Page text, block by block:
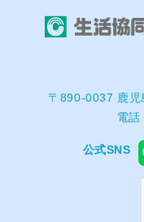
〒890-0037 鹿児
電
公式SNS